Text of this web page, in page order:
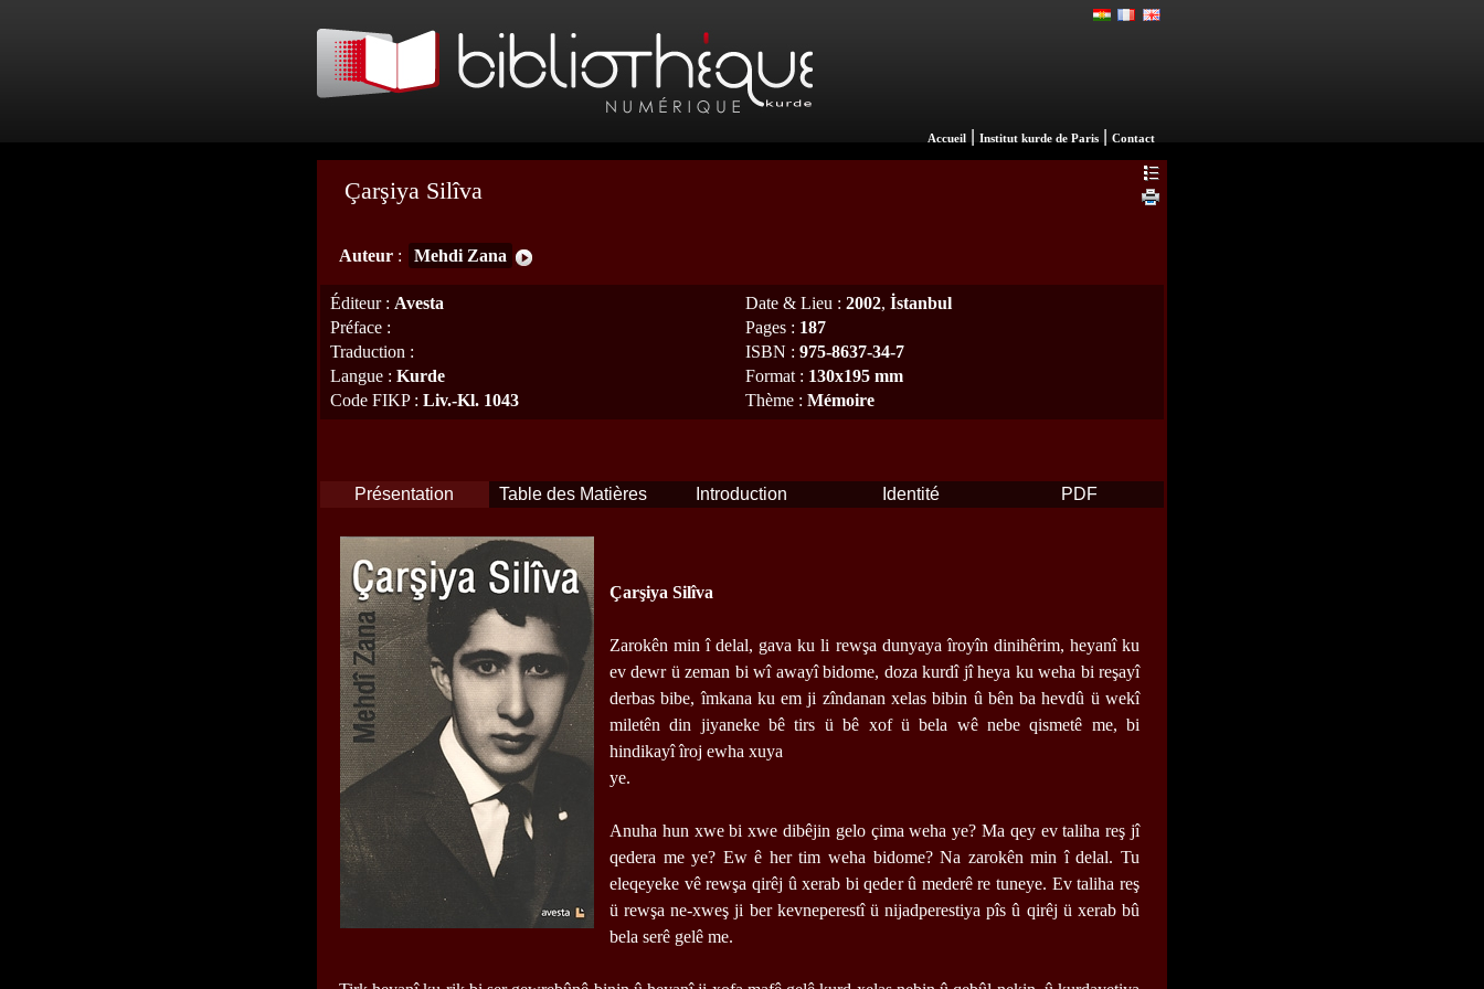
Accueil Institut kurde de Paris Contact
Çarşiya Silîva
Auteur : Mehdi Zana
Éditeur: Avesta Date & Lieu : 2002, İstanbul
Préface : Pages : 187
Traduction : ISBN : 975-8637-34-7
Langue : Kurde Format : 130x195 mm
Code FIKP: Liv.-Kl. 1043 Thème : Mémoire
Présentation Table des Matières Introduction Identité PDF
Çarşiya Silîva
Zarokên min î delal, gava ku li rewşa dunyaya îroyîn dinihêrim, heyanî ku
ev dewr ü zeman bi wî awayî bidome, doza kurdî jî heya ku weha bi reşayî
derbas bibe, îmkana ku em ji zîndanan xelas bibin û bên ba hevdû ü wekî
miletên din jiyaneke bê tirs ü bê xof ü bela wê nebe qismetê me, bi
hindikayî îroj ewha xuya
ye.
Anuha hun xwe bi xwe dibêjin gelo çima weha ye? Ma qey ev taliha reş jî
qedera me ye? Ew ê her tim weha bidome? Na zarokên min î delal. Tu
eleqeyeke vê rewşa qirêj û xerab bi qeder û mederê re tuneye. Ev taliha reş
ü rewşa ne-xweş ji ber kevneperestî ü nijadperestiya pîs û qirêj ü xerab bû
bela serê gelê me.